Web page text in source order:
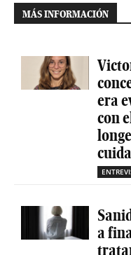
MÁS INFORMACIÓN
era
con
a